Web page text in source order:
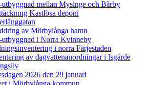
mellan Mysinge och Bårby
Kastlösa deponi
av Mörbylånga hamn
i Norra Kvinneby
i norra Färjestaden
av dagvattenanordningar i Isgärde
2026 den 29 januari
i Mörbylånga kommun